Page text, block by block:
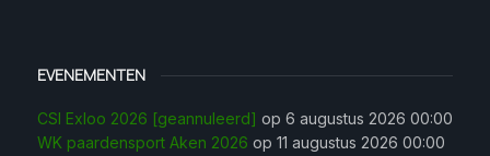
EVENEMENTEN
CSI Exloo 2026 [geannuleerd] op 6 augustus 2026 00:00
WK paardensport Aken 2026 op 11 augustus 2026 00:00